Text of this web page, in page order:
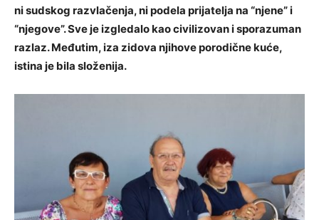
ni sudskog razvlačenja, ni podela prijatelja na “njene” i
“njegove”. Sve je izgledalo kao civilizovan i sporazuman
razlaz. Međutim, iza zidova njihove porodične kuće,
istina je bila složenija.